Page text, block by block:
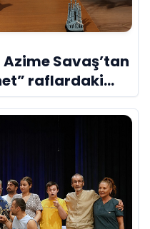
Savaş’tan
raflardaki